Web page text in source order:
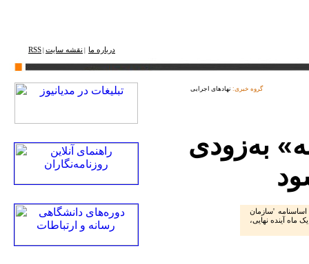
درباره ما نقشه ‌سایت RSS
گروه خبری: نهادهای اجرایی
به‌زودی
'سازمان
ماه آینده نهایی،